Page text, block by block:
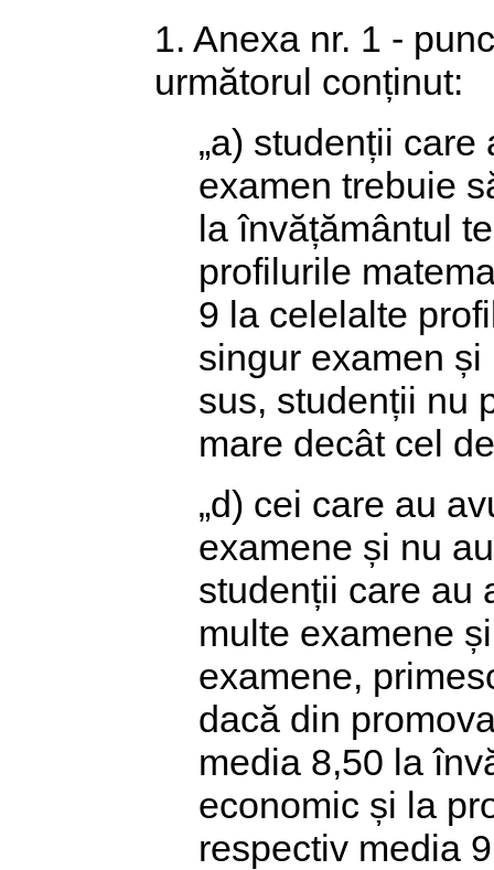
1. Anexa nr. 1 -
următorul conținut:
„a) studenții
examen trebuie
la învățământul
profilurile
9 la celelalte
singur examen
sus, studenții nu
mare decât cel
„d) cei care au
examene și nu
studenții care au
multe examene
examene,
dacă din
media 8,50 la
economic și la
respectiv media